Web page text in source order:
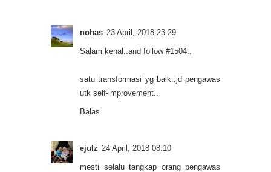
nohas 23 April, 2018 23:29
Salam kenal..and follow #1504..
satu transformasi yg baik..jd pengawas
utk self-improvement..
Balas
ejulz 24 April, 2018 08:10
mesti selalu tangkap orang pengawas